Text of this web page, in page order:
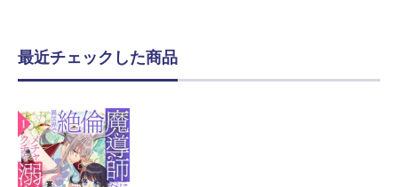
最近チェックした商品